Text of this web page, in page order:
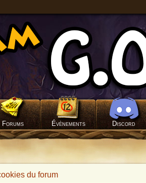
Forums Évènements Discord
du forum